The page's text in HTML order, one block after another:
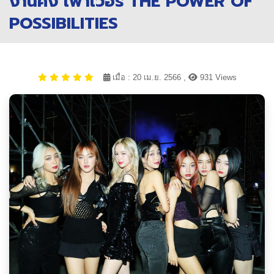
POSSIBILITIES
เมื่อ : 20 เม.ย. 2566 , 931 Views